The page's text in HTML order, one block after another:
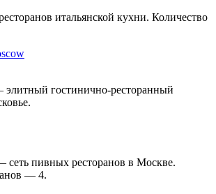
итальянской кухни. Количество
гостинично-ресторанный
пивных ресторанов в Москве.
— 4.